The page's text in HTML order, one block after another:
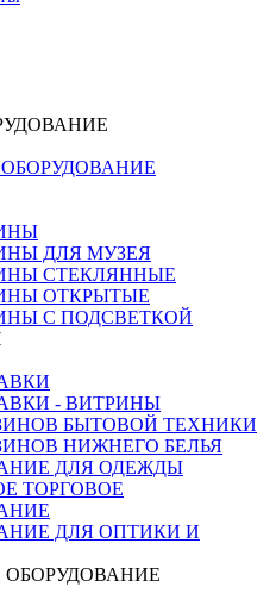
ДЛЯ МУЗЕЯ
СТЕКЛЯННЫЕ
ОТКРЫТЫЕ
С ПОДСВЕТКОЙ
- ВИТРИНЫ
БЫТОВОЙ ТЕХНИКИ
НИЖНЕГО БЕЛЬЯ
ДЛЯ ОДЕЖДЫ
ТОРГОВОЕ
ДЛЯ ОПТИКИ И